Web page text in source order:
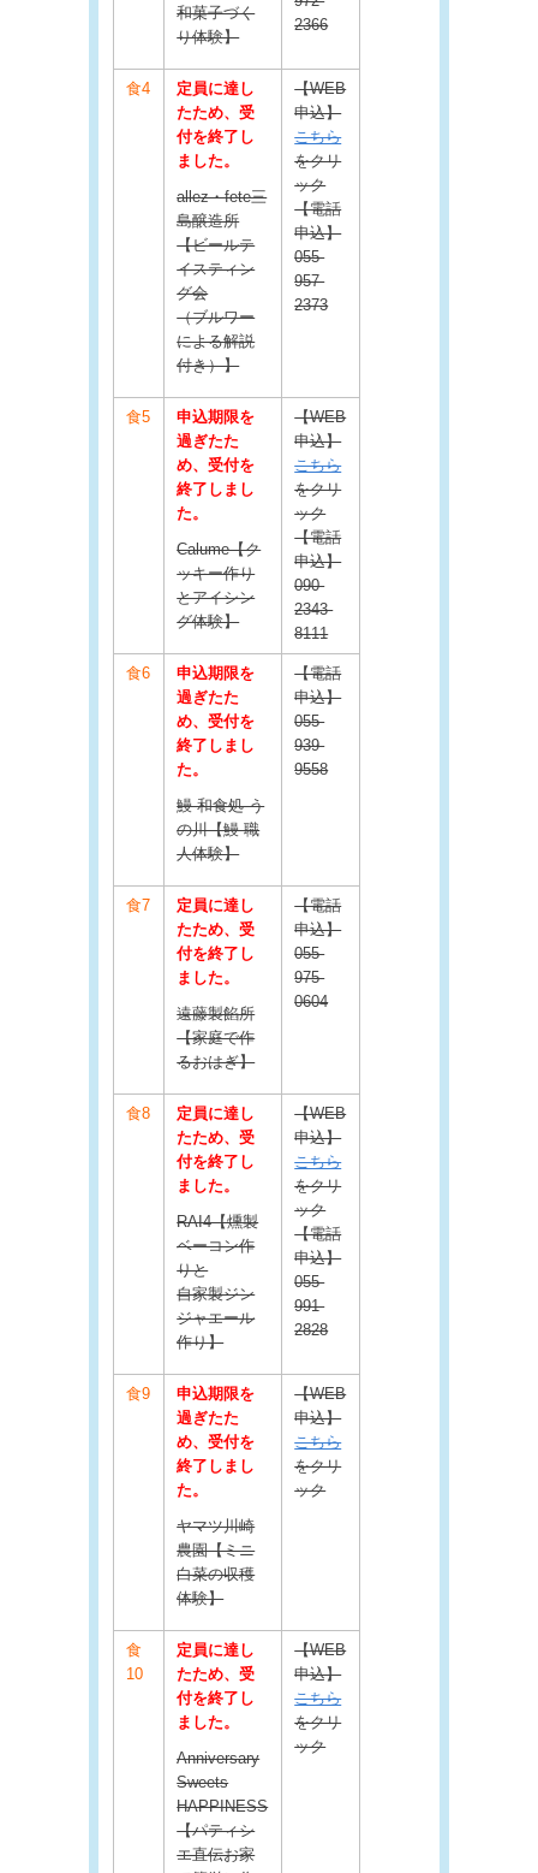
和菓子づく
り体験】
2366
食4
定員に達し
たため、受
付を終了し
ました。
allez・fete三
島醸造所
【ビールテ
イスティン
グ会
（ブルワー
による解説
付き）】
【WEB
申込】
こちら
をクリ
ック
【電話
申込】
055-
957-
2373
食5
申込期限を
過ぎたた
め、受付を
終了しまし
た。
Calume【ク
ッキー作り
とアイシン
グ体験】
【WEB
申込】
こちら
をクリ
ック
【電話
申込】
090-
2343-
8111
食6
申込期限を
過ぎたた
め、受付を
終了しまし
た。
鰻 和食処 う
の川【鰻 職
人体験】
【電話
申込】
055-
939-
9558
食7
定員に達し
たため、受
付を終了し
ました。
遠藤製餡所
【家庭で作
るおはぎ】
【電話
申込】
055-
975-
0604
食8
定員に達し
たため、受
付を終了し
ました。
RAI4【燻製
ベーコン作
りと
自家製ジン
ジャエール
作り】
【WEB
申込】
こちら
をクリ
ック
【電話
申込】
055-
991-
2828
食9
申込期限を
過ぎたた
め、受付を
終了しまし
た。
ヤマツ川崎
農園【ミニ
白菜の収穫
体験】
【WEB
申込】
こちら
をクリ
ック
食
10
定員に達し
たため、受
付を終了し
ました。
Anniversary
Sweets
HAPPINESS
【パティシ
エ直伝お家
【WEB
申込】
こちら
をクリ
ック